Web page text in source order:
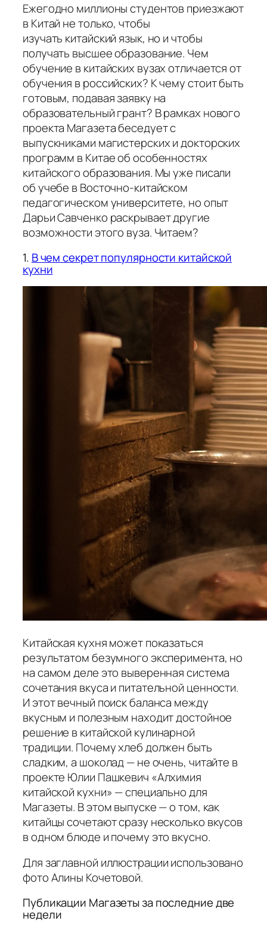
Ежегодно миллионы студентов приезжают
в Китай не только, чтобы
изучать китайский язык, но и чтобы
получать высшее образование. Чем
обучение в китайских вузах отличается от
обучения в российских? К чему стоит быть
готовым, подавая заявку на
образовательный грант? В рамках нового
проекта Магазета беседует с
выпускниками магистерских и докторских
программ в Китае об особенностях
китайского образования. Мы уже писали
об учебе в Восточно-китайском
педагогическом университете, но опыт
Дарьи Савченко раскрывает другие
возможности этого вуза. Читаем?
1. В чем секрет популярности китайской
кухни
Китайская кухня может показаться
результатом безумного эксперимента, но
на самом деле это выверенная система
сочетания вкуса и питательной ценности.
И этот вечный поиск баланса между
вкусным и полезным находит достойное
решение в китайской кулинарной
традиции. Почему хлеб должен быть
сладким, а шоколад — не очень, читайте в
проекте Юлии Пашкевич «Алхимия
китайской кухни» — специально для
Магазеты. В этом выпуске — о том, как
китайцы сочетают сразу несколько вкусов
в одном блюде и почему это вкусно.
Для заглавной иллюстрации использовано
фото Алины Кочетовой.
Публикации Магазеты за последние две
недели